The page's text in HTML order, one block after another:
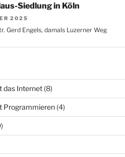
Siedlung in Köln
2025
Gerd Engels, damals Luzerner Weg
das Internet(8)
Programmieren(4)